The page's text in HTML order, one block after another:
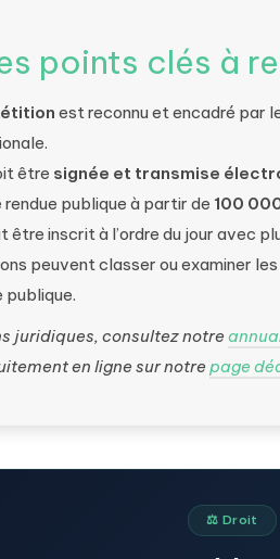
points clés à
est reconnu et encadré par
être signée et transmise
publique à partir de 100
être inscrit à l’ordre du jour avec
peuvent classer ou examiner
publique.
juridiques, consultez notre
en ligne sur notre page
⚖️ Droit